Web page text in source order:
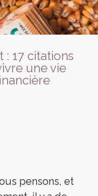
: 17 citations
une vie
pensons, et